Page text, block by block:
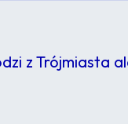
z Trójmiasta